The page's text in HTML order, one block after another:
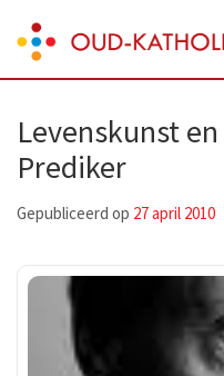
to
content
Enter)
Oud-Katholieke
Levenskunst
Prediker
Gepubliceerd op 27 april 2010